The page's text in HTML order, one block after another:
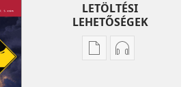
LETÖLTÉSI
LEHETŐSÉGEK
Kiadványok